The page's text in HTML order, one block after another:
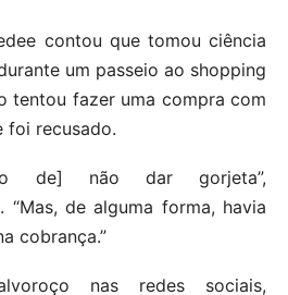
contou que tomou ciência
um passeio ao shopping
tentou fazer uma compra com
foi recusado.
de] não dar gorjeta”,
“Mas, de alguma forma, havia
cobrança.”
nas redes sociais,